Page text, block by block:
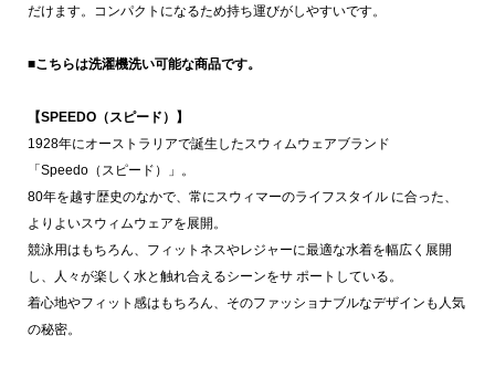
だけます。コンパクトになるため持ち運びがしやすいです。
■こちらは洗濯機洗い可能な商品です。
【SPEEDO（スピード）】
1928年にオーストラリアで誕生したスウィムウェアブランド
「Speedo（スピード）」。
80年を越す歴史のなかで、常にスウィマーのライフスタイル に合った、
よりよいスウィムウェアを展開。
競泳用はもちろん、フィットネスやレジャーに最適な水着を幅広く展開
し、人々が楽しく水と触れ合えるシーンをサ ポートしている。
着心地やフィット感はもちろん、そのファッショナブルなデザインも人気
の秘密。